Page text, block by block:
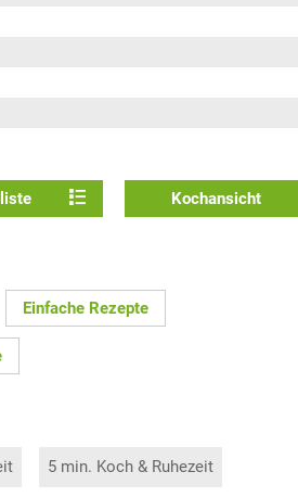
Kochansicht
Einfache Rezepte
5 min. Koch & Ruhezeit